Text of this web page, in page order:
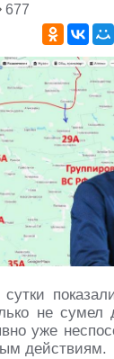
677
не сумел
уже
действиям.